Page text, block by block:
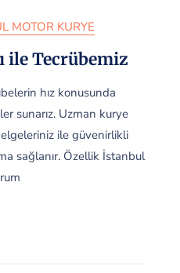
MOTOR KURYE
ile Tecrübemiz
hız konusunda
sunarız. Uzman kurye
ile güvenirlikli
sağlanır. Özellik İstanbul